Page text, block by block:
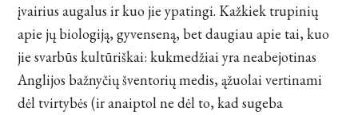
įvairius augalus ir kuo jie ypatingi. Kažkiek trupinių
apie jų biologiją, gyvenseną, bet daugiau apie tai, kuo
jie svarbūs kultūriškai: kukmedžiai yra neabejotinas
Anglijos bažnyčių šventorių medis, ąžuolai vertinami
dėl tvirtybės (ir anaiptol ne dėl to, kad sugeba